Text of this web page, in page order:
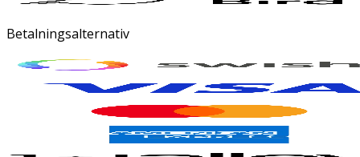
Betalningsalternativ